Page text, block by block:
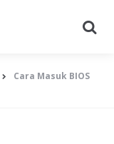
Cara Masuk BIOS